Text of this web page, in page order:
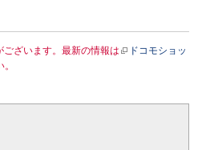
ざいます。最新の情報は
ドコモショッ